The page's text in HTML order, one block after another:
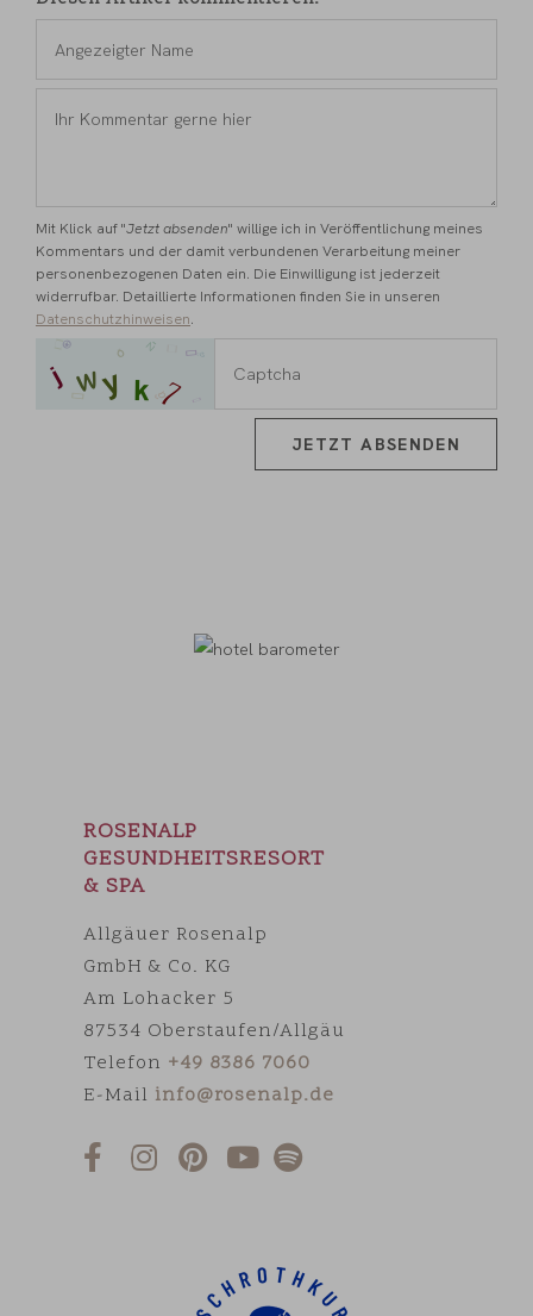
Name
*
Kommentar
*Mit Klick auf "Jetzt absenden" willige ich in Veröffentlichung meines
Kommentars und der damit verbundenen Verarbeitung meiner
personenbezogenen Daten ein. Die Einwilligung ist jederzeit
widerrufbar. Detaillierte Informationen finden Sie in unseren
Datenschutzhinweisen.
JETZT ABSENDEN
ROSENALP
GESUNDHEITSRESORT
& SPA
Allgäuer Rosenalp
GmbH & Co. KG
Am Lohacker 5
87534 Oberstaufen/Allgäu
Telefon +49 8386 7060
E-Mail info@rosenalp.de